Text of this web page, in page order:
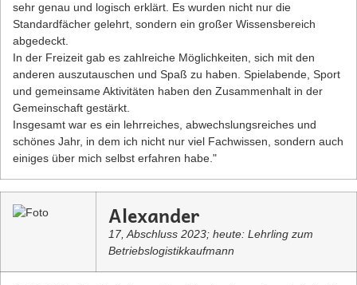
sehr genau und logisch erklärt. Es wurden nicht nur die
Standardfächer gelehrt, sondern ein großer Wissensbereich
abgedeckt.
In der Freizeit gab es zahlreiche Möglichkeiten, sich mit den
anderen auszutauschen und Spaß zu haben. Spielabende, Sport
und gemeinsame Aktivitäten haben den Zusammenhalt in der
Gemeinschaft gestärkt.
Insgesamt war es ein lehrreiches, abwechslungsreiches und
schönes Jahr, in dem ich nicht nur viel Fachwissen, sondern auch
einiges über mich selbst erfahren habe."
Alexander
17, Abschluss 2023; heute: Lehrling zum
Betriebslogistikkaufmann